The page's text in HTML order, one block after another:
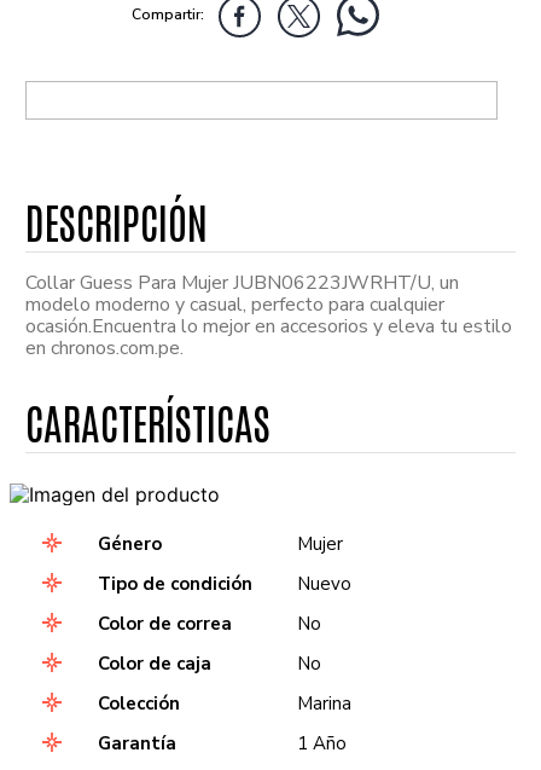
Collar Guess Para Mujer JUBN06223JWRHT/U, un
modelo moderno y casual, perfecto para cualquier
ocasión.Encuentra lo mejor en accesorios y eleva tu estilo
en chronos.com.pe.
Género
Mujer
Tipo de condición
Nuevo
Color de correa
No
Color de caja
No
Colección
Marina
Garantía
1 Año